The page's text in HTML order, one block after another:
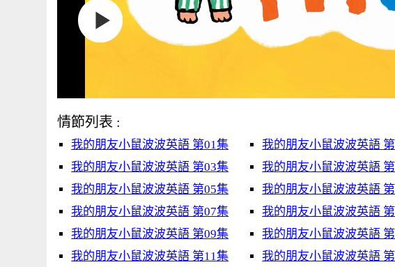
情節列表 :
我的朋友小鼠波波英語 第01集
我的朋友小鼠波波英語
我的朋友小鼠波波英語 第03集
我的朋友小鼠波波英語
我的朋友小鼠波波英語 第05集
我的朋友小鼠波波英語
我的朋友小鼠波波英語 第07集
我的朋友小鼠波波英語
我的朋友小鼠波波英語 第09集
我的朋友小鼠波波英語
我的朋友小鼠波波英語 第11集
我的朋友小鼠波波英語